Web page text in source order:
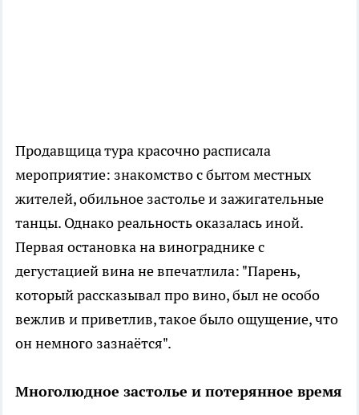
Продавщица тура красочно расписала
мероприятие: знакомство с бытом местных
жителей, обильное застолье и зажигательные
танцы. Однако реальность оказалась иной.
Первая остановка на винограднике с
дегустацией вина не впечатлила: "Парень,
который рассказывал про вино, был не особо
вежлив и приветлив, такое было ощущение, что
он немного зазнаётся".
Многолюдное застолье и потерянное время